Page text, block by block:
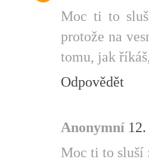
Moc ti to
protože na
tomu, jak
Odpovědět
Anonymní
Moc ti to sluší